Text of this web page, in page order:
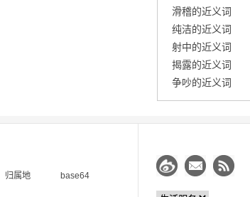
滑稽的近义词
纯洁的近义词
射中的近义词
揭露的近义词
争吵的近义词
归属地
base64